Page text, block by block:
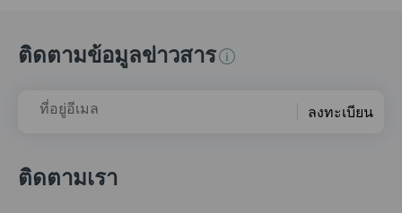
ติดตามข้อมูลข่าวสาร
ที่อยู่อีเมล ลงทะเบียน
ติดตามเรา